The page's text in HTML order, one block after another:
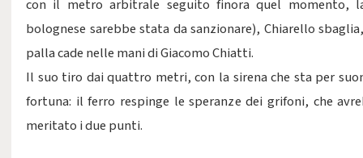
con il metro arbitrale seguito finora quel momento,
bolognese sarebbe stata da sanzionare), Chiarello
palla cade nelle mani di Giacomo Chiatti.
Il suo tiro dai quattro metri, con la sirena che sta per
fortuna: il ferro respinge le speranze dei grifoni, che
meritato i due punti.